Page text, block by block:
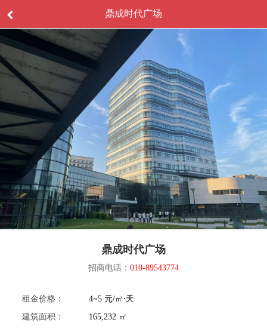
鼎成时代广场
鼎成时代广场
招商电话： 010-89543774
租金价格：
4~5 元/㎡⋅天
建筑面积：
165,232 ㎡